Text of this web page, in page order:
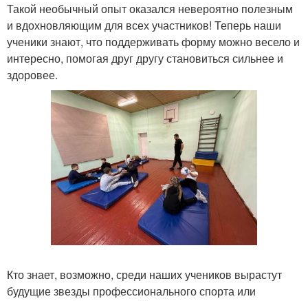
Такой необычный опыт оказался невероятно полезным
и вдохновляющим для всех участников! Теперь наши
ученики знают, что поддерживать форму можно весело и
интересно, помогая друг другу становиться сильнее и
здоровее.
Кто знает, возможно, среди наших учеников вырастут
будущие звезды профессионального спорта или